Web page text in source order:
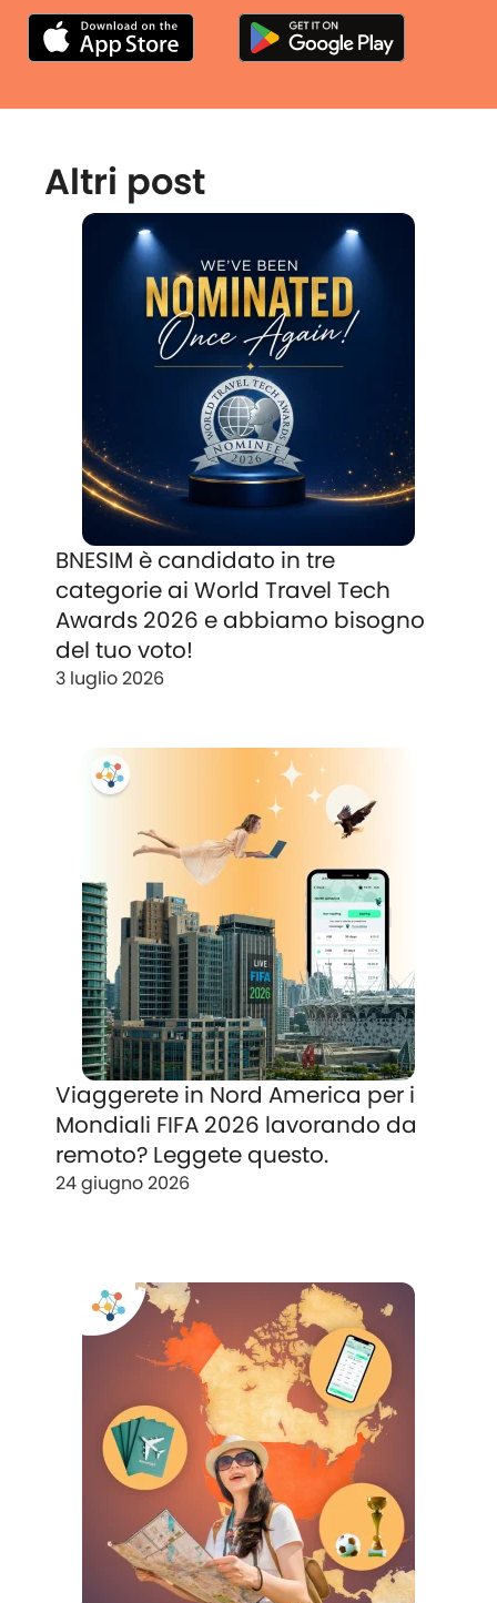
Altri post
BNESIM è candidato in tre
categorie ai World Travel Tech
Awards 2026 e abbiamo bisogno
del tuo voto!
3 luglio 2026
Viaggerete in Nord America per i
Mondiali FIFA 2026 lavorando da
remoto? Leggete questo.
24 giugno 2026